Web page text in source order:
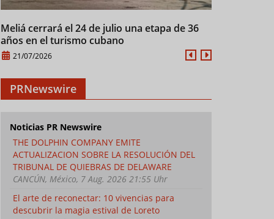
Meliá cerrará el 24 de julio una etapa de 36
años en el turismo cubano
21/07/2026
PRNewswire
Noticias PR Newswire
THE DOLPHIN COMPANY EMITE
ACTUALIZACION SOBRE LA RESOLUCIÓN DEL
TRIBUNAL DE QUIEBRAS DE DELAWARE
CANCÚN, México, 7 Aug. 2026 21:55 Uhr
El arte de reconectar: 10 vivencias para
descubrir la magia estival de Loreto